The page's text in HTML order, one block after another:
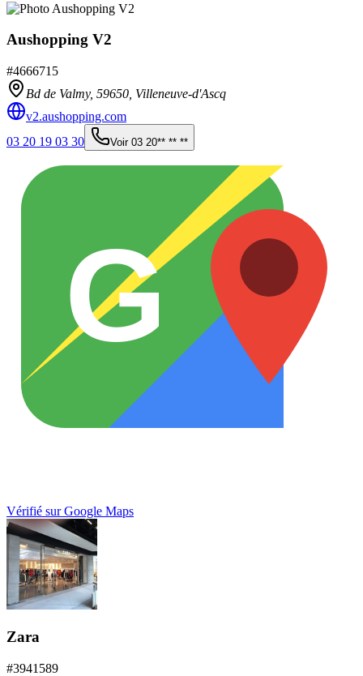
Aushopping V2
#4666715
Bd de Valmy, 59650 Villeneuve-d'Ascq
v2.aushopping.com
03 20 19 03 30
Voir 03 20** ** **
G
Vérifié sur Google Maps
Zara
#3941589